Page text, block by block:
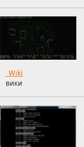
_Wiki
вики